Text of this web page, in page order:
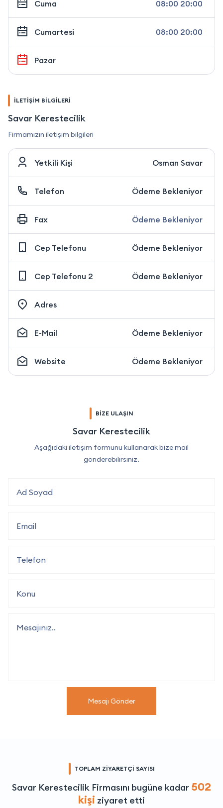
Cuma 08:00 20:00
Cumartesi 08:00 20:00
Pazar
İLETİŞİM BİLGİLERİ
Savar Kerestecilik
Firmamızın iletişim bilgileri
Yetkili Kişi Osman Savar
Telefon Ödeme Bekleniyor
Fax Ödeme Bekleniyor
Cep Telefonu Ödeme Bekleniyor
Cep Telefonu 2 Ödeme Bekleniyor
Adres
E-Mail Ödeme Bekleniyor
Website Ödeme Bekleniyor
BİZE ULAŞIN
Savar Kerestecilik
Aşağıdaki iletişim formunu kullanarak bize mail
gönderebilirsiniz.
Mesajı Gönder
TOPLAM ZİYARETÇİ SAYISI
Savar Kerestecilik Firmasını bugüne kadar 502
kişi ziyaret etti